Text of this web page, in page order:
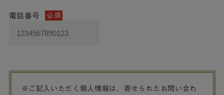
電話番号 必須
※ご記入いただく個人情報は、寄せられたお問い合わ